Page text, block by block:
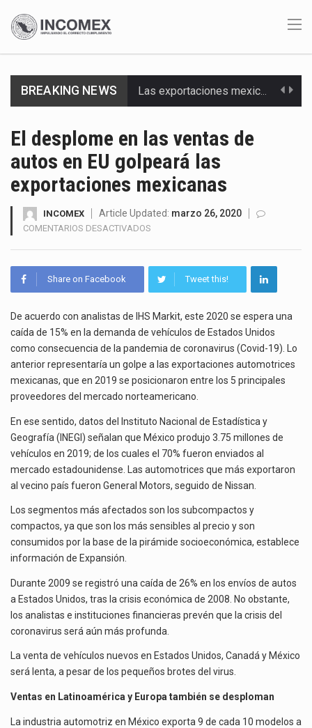
BREAKING NEWS Las exportaciones mexicanas de vehículos ligeros disminuyeron 9.67 % en julio a tasa anual, alcanzando…
Ante la suspensión temporal de las inspecciones sanitarias del Departamento de Agricultura de Estados Unidos…
Los créditos fiscales determinados a empresas IMMEX rara vez nacen de una interpretación equivocada de…
La inversión fija bruta en México registró un aumento de 1.1% interanual en mayo de…
El gobierno de Estados Unidos anunciará un arancel del 15 % sobre los productos fabricados…
El Departamento de Agricultura de Estados Unidos (USDA) suspendió el 5 de agosto de 2026…
El desplome en las ventas de
autos en EU golpeará las
exportaciones mexicanas
INCOMEX Article Updated: marzo 26, 2020
COMENTARIOS DESACTIVADOS
LAS
DE
AUTOS
EN
EU
GOLPEARÁ
EXPORTACIONES
MEXICANAS
Share on Facebook Tweet this!
De acuerdo con analistas de IHS Markit, este 2020 se espera una
caída de 15% en la demanda de vehículos de Estados Unidos
como consecuencia de la pandemia de coronavirus (Covid-19). Lo
anterior representaría un golpe a las exportaciones automotrices
mexicanas, que en 2019 se posicionaron entre los 5 principales
proveedores del mercado norteamericano.
En ese sentido, datos del Instituto Nacional de Estadística y
Geografía (INEGI) señalan que México produjo 3.75 millones de
vehículos en 2019; de los cuales el 70% fueron enviados al
mercado estadounidense. Las automotrices que más exportaron
al vecino país fueron General Motors, seguido de Nissan.
Los segmentos más afectados son los subcompactos y
compactos, ya que son los más sensibles al precio y son
consumidos por la base de la pirámide socioeconómica, establece
información de Expansión.
Durante 2009 se registró una caída de 26% en los envíos de autos
a Estados Unidos, tras la crisis económica de 2008. No obstante,
los analistas e instituciones financieras prevén que la crisis del
coronavirus será aún más profunda.
La venta de vehículos nuevos en Estados Unidos, Canadá y México
será lenta, a pesar de los pequeños brotes del virus.
Ventas en Latinoamérica y Europa también se desploman
La industria automotriz en México exporta 9 de cada 10 modelos a